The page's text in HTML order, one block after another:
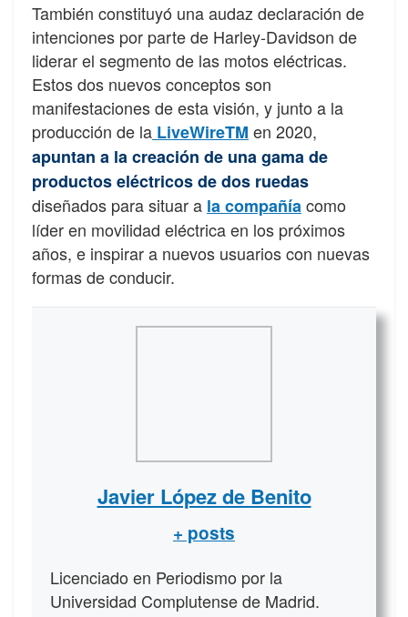
También constituyó una audaz declaración de
intenciones por parte de Harley-Davidson de
liderar el segmento de las motos eléctricas.
Estos dos nuevos conceptos son
manifestaciones de esta visión, y junto a la
producción de la LiveWireTM en 2020,
apuntan a la creación de una gama de
productos eléctricos de dos ruedas
diseñados para situar a la compañíacomo
líder en movilidad eléctrica en los próximos
años, e inspirar a nuevos usuarios con nuevas
formas de conducir.
Javier López de Benito
+ posts
Licenciado en Periodismo por la
Universidad Complutense de Madrid.